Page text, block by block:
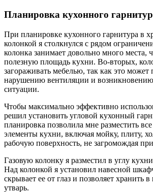
Планировка кухонного
При планировке кухонного гарнитура в
колонкой я столкнулся с рядом
колонка занимает довольно много места,
полезную площадь кухни. Во-вторых,
загораживать мебелью, так как это может
нарушению вентиляции и
ситуации.
Чтобы максимально эффективно
решил установить угловой кухонный
планировка позволила мне разместить
элементы кухни, включая мойку, плиту,
рабочую поверхность, не загромождая
Газовую колонку я разместил в углу
Над колонкой я установил навесной
скрывает ее от глаз и позволяет хранить
утварь.